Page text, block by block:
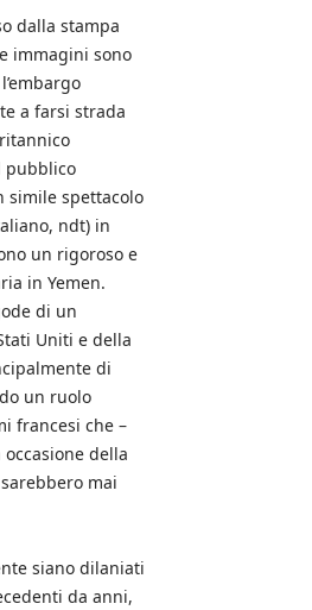
dalla stampa
immagini sono
a farsi strada
pubblico
simile spettacolo
ndt) in
un rigoroso e
in Yemen.
di un
Uniti e della
di
un ruolo
francesi che –
della
mai
siano dilaniati
da anni,